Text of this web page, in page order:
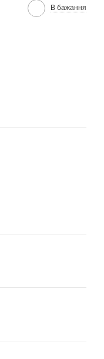
В бажання